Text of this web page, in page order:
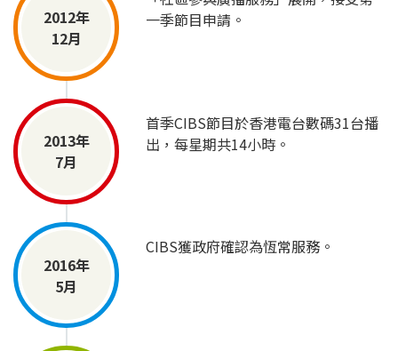
2012年
12月
一季節目申請。
2013年
7月
首季CIBS節目於香港電台數碼31台播
出，每星期共14小時。
2016年
5月
CIBS獲政府確認為恆常服務。